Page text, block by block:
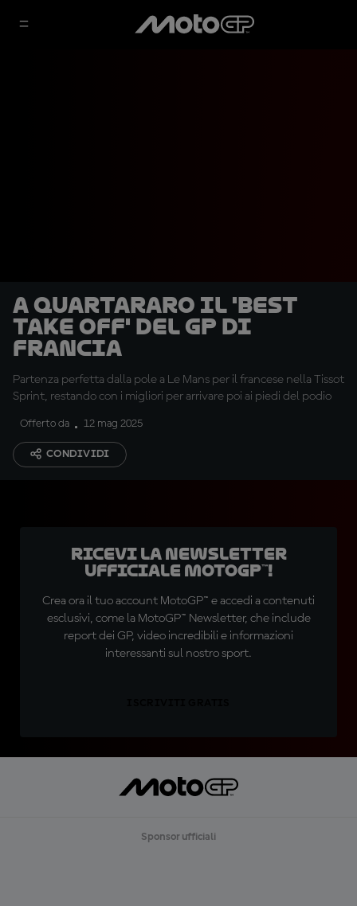
A Quartararo il 'Best
Take Off' del GP di
Francia
Partenza perfetta dalla pole a Le Mans per il francese nella Tissot
Sprint, restando con i migliori per arrivare poi ai piedi del podio
Offerto da 12 mag 2025
CONDIVIDI
Ricevi la newsletter
ufficiale MotoGP™!
Crea ora il tuo account MotoGP™ e accedi a contenuti
esclusivi, come la MotoGP™ Newsletter, che include
report dei GP, video incredibili e informazioni
interessanti sul nostro sport.
Sponsor ufficiali